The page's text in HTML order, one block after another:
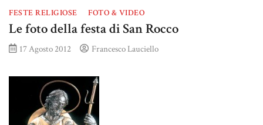
FESTE RELIGIOSE FOTO & VIDEO
Le foto della festa di San Rocco
17 Agosto 2012 Francesco Lauciello